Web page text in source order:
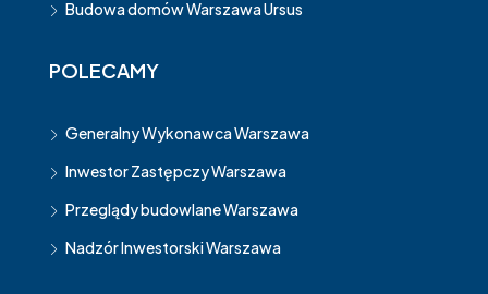
Budowa domów Warszawa Ursus
POLECAMY
Generalny Wykonawca Warszawa
Inwestor Zastępczy Warszawa
Przeglądy budowlane Warszawa
Nadzór Inwestorski Warszawa